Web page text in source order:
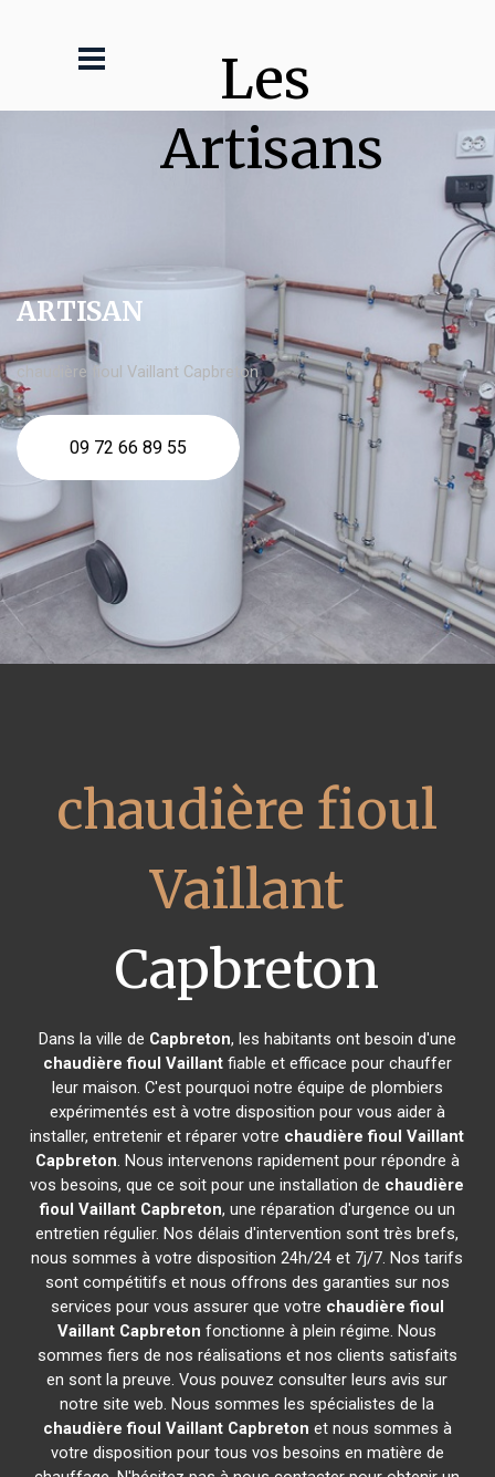
Les
Artisans
ARTISAN
chaudière fioul Vaillant Capbreton
09 72 66 89 55
chaudière fioul
Vaillant
Capbreton
Dans la ville de Capbreton, les habitants ont besoin d'une
chaudière fioul Vaillantfiable et efficace pour chauffer
leur maison. C'est pourquoi notre équipe de plombiers
expérimentés est à votre disposition pour vous aider à
installer, entretenir et réparer votre chaudière fioul Vaillant
Capbreton. Nous intervenons rapidement pour répondre à
vos besoins, que ce soit pour une installation de chaudière
fioul Vaillant Capbreton, une réparation d'urgence ou un
entretien régulier. Nos délais d'intervention sont très brefs,
nous sommes à votre disposition 24h/24 et 7j/7. Nos tarifs
sont compétitifs et nous offrons des garanties sur nos
services pour vous assurer que votre chaudière fioul
Vaillant Capbreton fonctionne à plein régime. Nous
sommes fiers de nos réalisations et nos clients satisfaits
en sont la preuve. Vous pouvez consulter leurs avis sur
notre site web. Nous sommes les spécialistes de la
chaudière fioul Vaillant Capbreton et nous sommes à
votre disposition pour tous vos besoins en matière de